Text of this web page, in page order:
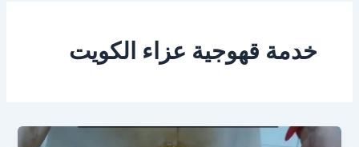
خدمة قهوجية عزاء الكويت